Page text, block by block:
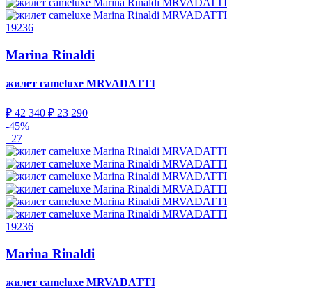
19236
Marina Rinaldi
жилет cameluxe MRVADATTI
₽ 42 340 ₽ 23 290
-45%
27
19236
Marina Rinaldi
жилет cameluxe MRVADATTI